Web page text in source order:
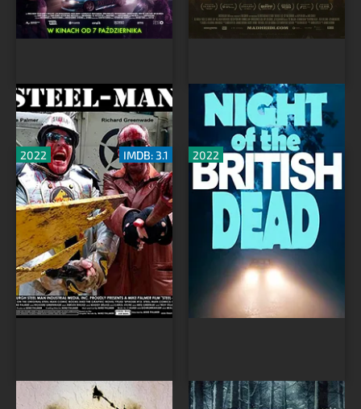
Стальной человек
Ночь британских
мертвецов
Электрик
2022 IMDB: 3.1
Мурашки по коже 3
2022